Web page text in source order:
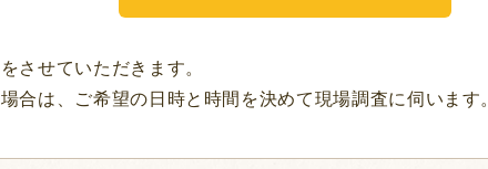
させていただきます。
合は、ご希望の日時と時間を決めて現場調査に伺います。